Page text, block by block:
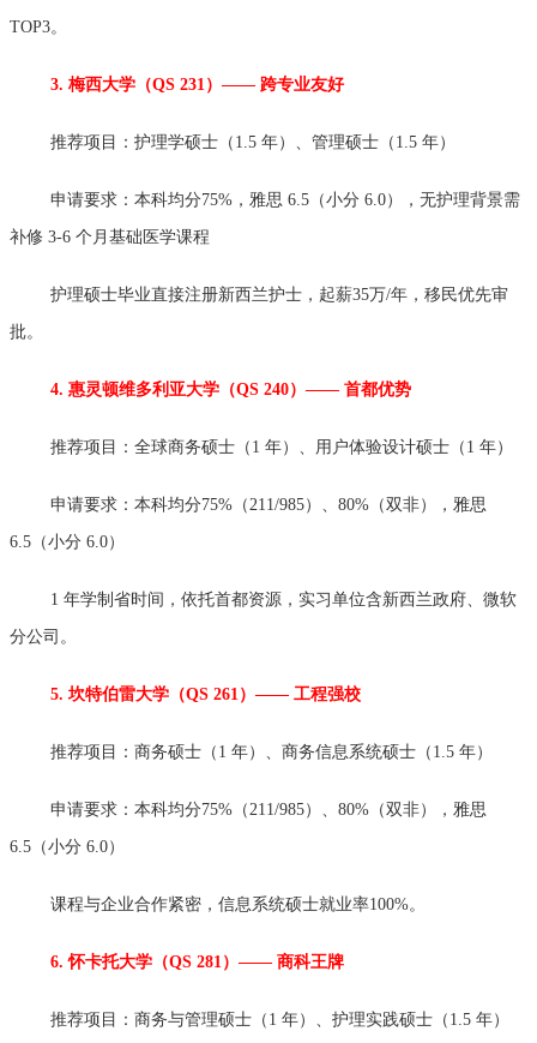
TOP3。
3. 梅西大学（QS 231）—— 跨专业友好
推荐项目：护理学硕士（1.5 年）、管理硕士（1.5 年）
申请要求：本科均分75%，雅思 6.5（小分 6.0），无护理背景需
补修 3-6 个月基础医学课程
护理硕士毕业直接注册新西兰护士，起薪35万/年，移民优先审
批。
4. 惠灵顿维多利亚大学（QS 240）—— 首都优势
推荐项目：全球商务硕士（1 年）、用户体验设计硕士（1 年）
申请要求：本科均分75%（211/985）、80%（双非），雅思
6.5（小分 6.0）
1 年学制省时间，依托首都资源，实习单位含新西兰政府、微软
分公司。
5. 坎特伯雷大学（QS 261）—— 工程强校
推荐项目：商务硕士（1 年）、商务信息系统硕士（1.5 年）
申请要求：本科均分75%（211/985）、80%（双非），雅思
6.5（小分 6.0）
课程与企业合作紧密，信息系统硕士就业率100%。
6. 怀卡托大学（QS 281）—— 商科王牌
推荐项目：商务与管理硕士（1 年）、护理实践硕士（1.5 年）